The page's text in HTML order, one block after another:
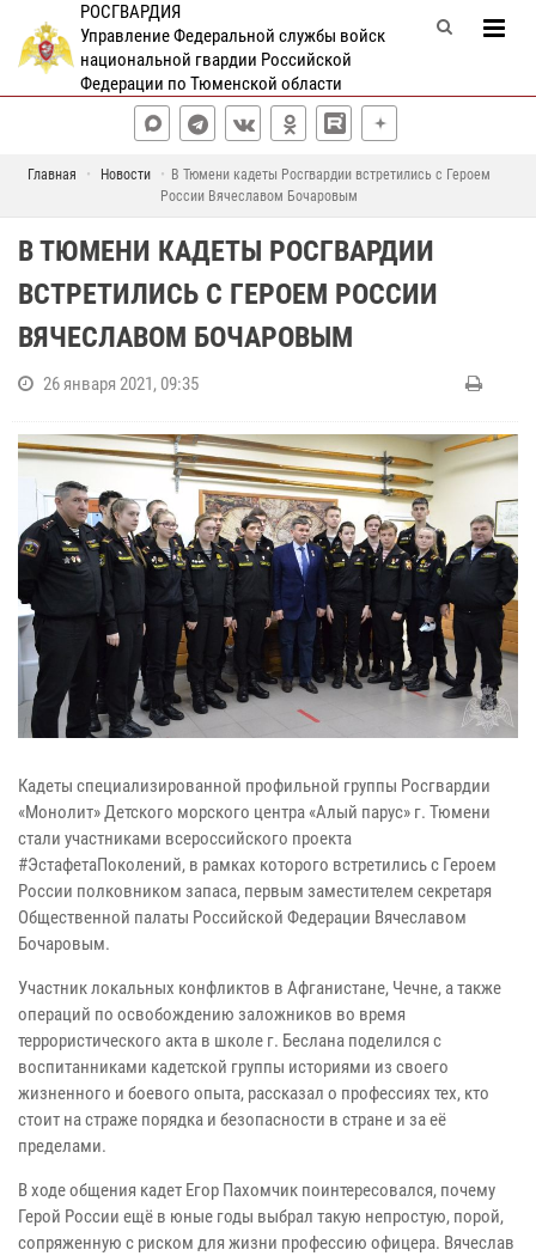
РОСГВАРДИЯ
Управление Федеральной службы войск
национальной гвардии Российской
Федерации по Тюменской области
Главная Новости
В Тюмени кадеты Росгвардии встретились с Героем
России Вячеславом Бочаровым
В ТЮМЕНИ КАДЕТЫ РОСГВАРДИИ
ВСТРЕТИЛИСЬ С ГЕРОЕМ РОССИИ
ВЯЧЕСЛАВОМ БОЧАРОВЫМ
26 января 2021, 09:35
Кадеты специализированной профильной группы Росгвардии
«Монолит» Детского морского центра «Алый парус» г. Тюмени
стали участниками всероссийского проекта
#ЭстафетаПоколений, в рамках которого встретились с Героем
России полковником запаса, первым заместителем секретаря
Общественной палаты Российской Федерации Вячеславом
Бочаровым.
Участник локальных конфликтов в Афганистане, Чечне, а также
операций по освобождению заложников во время
террористического акта в школе г. Беслана поделился с
воспитанниками кадетской группы историями из своего
жизненного и боевого опыта, рассказал о профессиях тех, кто
стоит на страже порядка и безопасности в стране и за её
пределами.
В ходе общения кадет Егор Пахомчик поинтересовался, почему
Герой России ещё в юные годы выбрал такую непростую, порой,
сопряженную с риском для жизни профессию офицера. Вячеслав